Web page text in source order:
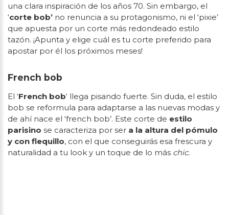
una clara inspiración de los años 70. Sin embargo, el
‘corte bob’ no renuncia a su protagonismo, ni el ‘pixie’
que apuesta por un corte más redondeado estilo
tazón. ¡Apunta y elige cuál es tu corte preferido para
apostar por él los próximos meses!
French bob
El ‘French bob‘ llega pisando fuerte. Sin duda, el estilo
bob se reformula para adaptarse a las nuevas modas y
de ahí nace el ‘french bob’. Este corte de estilo
parisino se caracteriza por ser a la altura del pómulo
y con flequillo, con el que conseguirás esa frescura y
naturalidad a tu look y un toque de lo más chic.